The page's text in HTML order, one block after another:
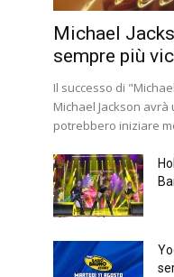
Michael
sempre più
Il successo di
Michael Jackson
potrebbero iniziare